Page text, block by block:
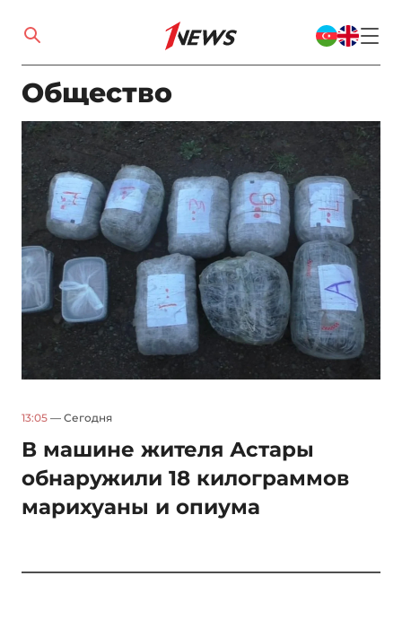
Общество
13:05 — Сегодня
В машине жителя Астары
обнаружили 18 килограммов
марихуаны и опиума